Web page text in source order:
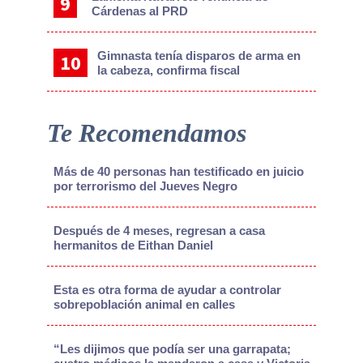
Cárdenas al PRD
Gimnasta tenía disparos de arma en
la cabeza, confirma fiscal
Te Recomendamos
Más de 40 personas han testificado en juicio
por terrorismo del Jueves Negro
Después de 4 meses, regresan a casa
hermanitos de Eithan Daniel
Esta es otra forma de ayudar a controlar
sobrepoblación animal en calles
“Les dijimos que podía ser una garrapata;